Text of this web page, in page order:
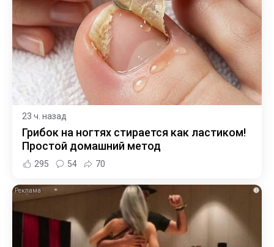
23 ч. назад
Грибок на ногтях стирается как ластиком!
Простой домашний метод
295 54 70
i